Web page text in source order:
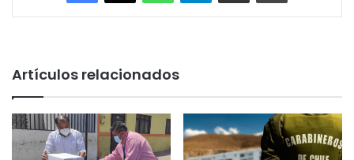
Artículos relacionados